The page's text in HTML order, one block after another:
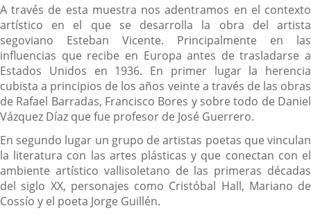
A través de esta muestra nos adentramos en el contexto
artístico en el que se desarrolla la obra del artista
segoviano Esteban Vicente. Principalmente en las
influencias que recibe en Europa antes de trasladarse a
Estados Unidos en 1936. En primer lugar la herencia
cubista a principios de los años veinte a través de las obras
de Rafael Barradas, Francisco Bores y sobre todo de Daniel
Vázquez Díaz que fue profesor de José Guerrero.
En segundo lugar un grupo de artistas poetas que vinculan
la literatura con las artes plásticas y que conectan con el
ambiente artístico vallisoletano de las primeras décadas
del siglo XX, personajes como Cristóbal Hall, Mariano de
Cossío y el poeta Jorge Guillén.